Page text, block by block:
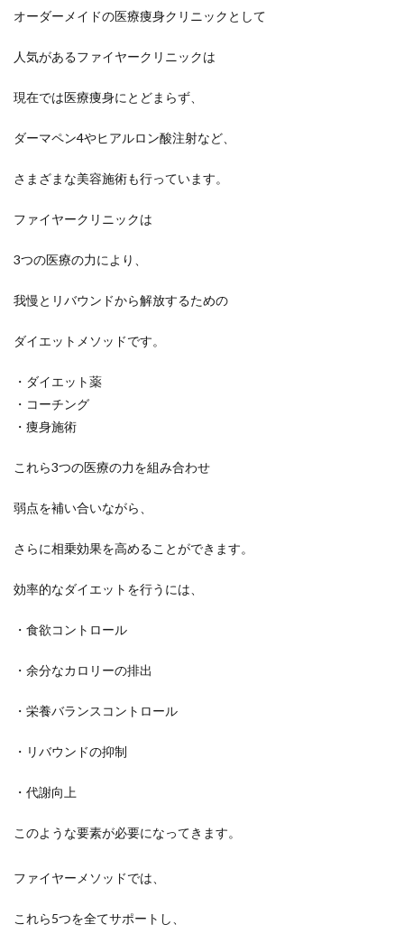
オーダーメイドの医療痩身クリニックとして
人気があるファイヤークリニックは
現在では医療痩身にとどまらず、
ダーマペン4やヒアルロン酸注射など、
さまざまな美容施術も行っています。
ファイヤークリニックは
3つの医療の力により、
我慢とリバウンドから解放するための
ダイエットメソッドです。
・ダイエット薬
・コーチング
・痩身施術
これら3つの医療の力を組み合わせ
弱点を補い合いながら、
さらに相乗効果を高めることができます。
効率的なダイエットを行うには、
・食欲コントロール
・余分なカロリーの排出
・栄養バランスコントロール
・リバウンドの抑制
・代謝向上
このような要素が必要になってきます。
ファイヤーメソッドでは、
これら5つを全てサポートし、